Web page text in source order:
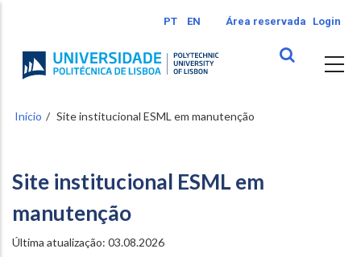
conteúdo
principal
PT EN Área reservada Login
Início Site institucional ESML em manutenção
Site institucional ESML em
manutenção
Última atualização: 03.08.2026